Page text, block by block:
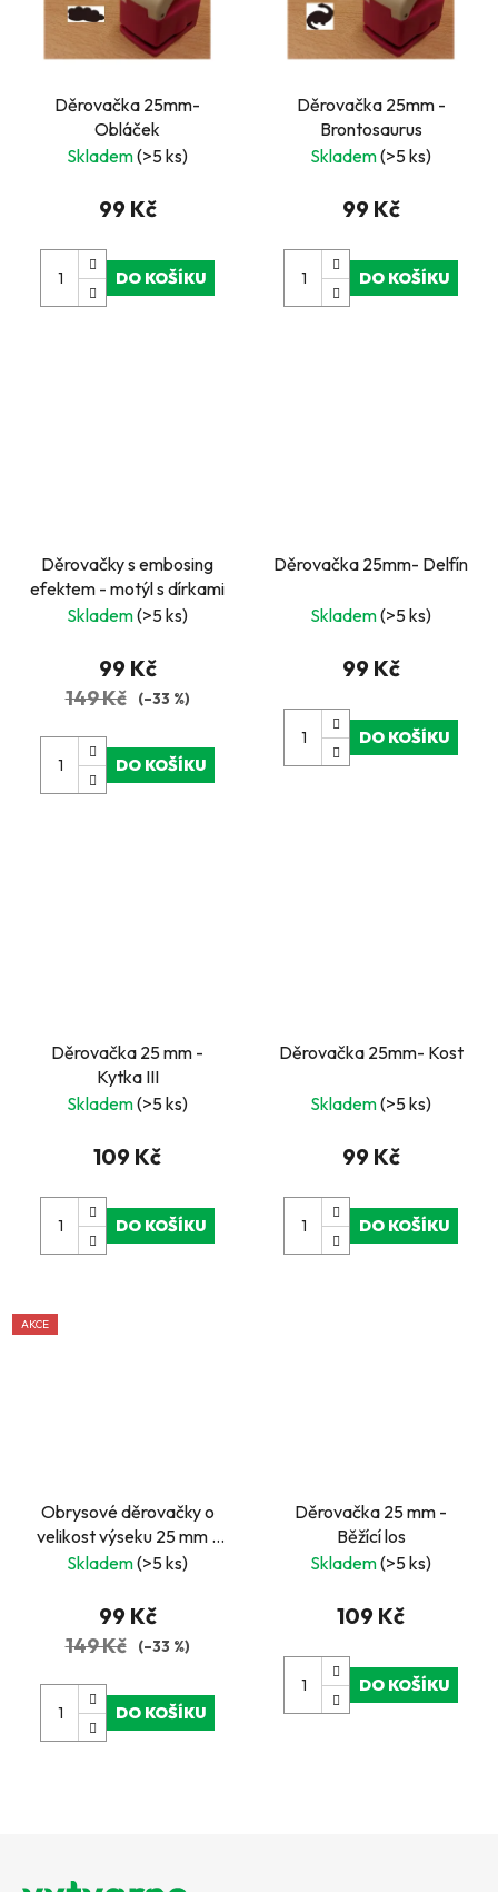
Děrovačka 25mm-
Obláček
Skladem(>5 ks)
99 Kč
DO KOŠÍKU
Děrovačka 25mm -
Brontosaurus
Skladem(>5 ks)
99 Kč
DO KOŠÍKU
Děrovačky s embosing
efektem - motýl s dírkami
Skladem(>5 ks)
99 Kč
149 Kč (–33 %)
DO KOŠÍKU
Děrovačka 25mm- Delfín
Skladem(>5 ks)
99 Kč
DO KOŠÍKU
Děrovačka 25 mm -
Kytka III
Skladem(>5 ks)
109 Kč
DO KOŠÍKU
Děrovačka 25mm- Kost
Skladem(>5 ks)
99 Kč
DO KOŠÍKU
AKCE
Obrysové děrovačky o
velikost výseku 25 mm -
květina
Skladem(>5 ks)
99 Kč
149 Kč (–33 %)
DO KOŠÍKU
Děrovačka 25 mm -
Běžící los
Skladem(>5 ks)
109 Kč
DO KOŠÍKU